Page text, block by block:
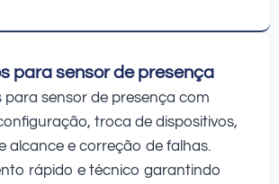
para sensor de presença
para sensor de presença com
troca de dispositivos,
alcance e correção de falhas.
rápido e técnico garantindo